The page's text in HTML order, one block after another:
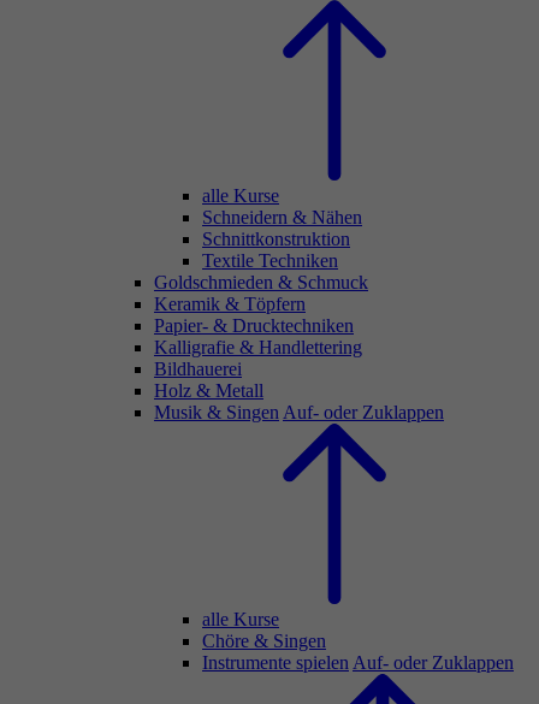
alle Kurse
Schneidern & Nähen
Schnittkonstruktion
Textile Techniken
Goldschmieden & Schmuck
Keramik & Töpfern
Papier- & Drucktechniken
Kalligrafie & Handlettering
Bildhauerei
Holz & Metall
Musik & Singen Auf- oder Zuklappen
alle Kurse
Chöre & Singen
Instrumente spielen Auf- oder Zuklappen